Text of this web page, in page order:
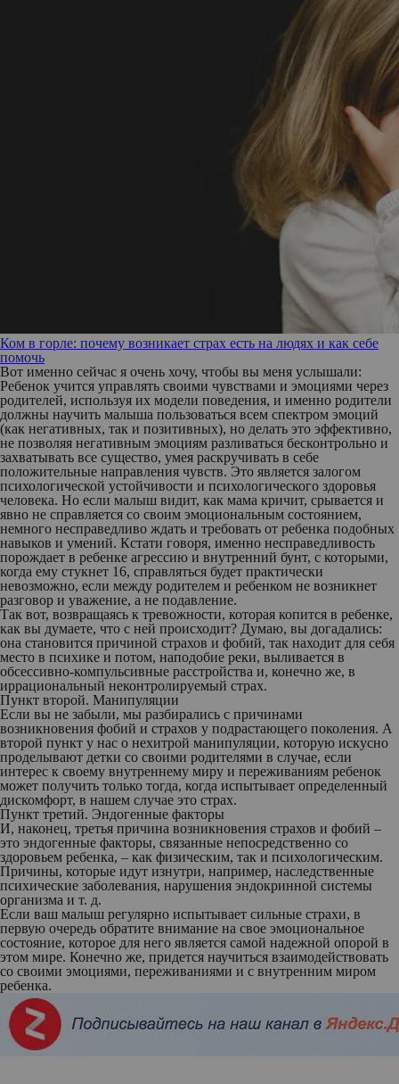
Ком в горле: почему возникает страх есть на людях и как себе
помочь
Вот именно сейчас я очень хочу, чтобы вы меня услышали:
Ребенок учится управлять своими чувствами и эмоциями через
родителей, используя их модели поведения, и именно родители
должны научить малыша пользоваться всем спектром эмоций
(как негативных, так и позитивных), но делать это эффективно,
не позволяя негативным эмоциям разливаться бесконтрольно и
захватывать все существо, умея раскручивать в себе
положительные направления чувств. Это является залогом
психологической устойчивости и психологического здоровья
человека. Но если малыш видит, как мама кричит, срывается и
явно не справляется со своим эмоциональным состоянием,
немного несправедливо ждать и требовать от ребенка подобных
навыков и умений. Кстати говоря, именно несправедливость
порождает в ребенке агрессию и внутренний бунт, с которыми,
когда ему стукнет 16, справляться будет практически
невозможно, если между родителем и ребенком не возникнет
разговор и уважение, а не подавление.
Так вот, возвращаясь к тревожности, которая копится в ребенке,
как вы думаете, что с ней происходит? Думаю, вы догадались:
она становится причиной страхов и фобий, так находит для себя
место в психике и потом, наподобие реки, выливается в
обсессивно-компульсивные расстройства и, конечно же, в
иррациональный неконтролируемый страх.
Пункт второй. Манипуляции
Если вы не забыли, мы разбирались с причинами
возникновения фобий и страхов у подрастающего поколения. А
второй пункт у нас о нехитрой манипуляции, которую искусно
проделывают детки со своими родителями в случае, если
интерес к своему внутреннему миру и переживаниям ребенок
может получить только тогда, когда испытывает определенный
дискомфорт, в нашем случае это страх.
Пункт третий. Эндогенные факторы
И, наконец, третья причина возникновения страхов и фобий –
это эндогенные факторы, связанные непосредственно со
здоровьем ребенка, – как физическим, так и психологическим.
Причины, которые идут изнутри, например, наследственные
психические заболевания, нарушения эндокринной системы
организма и т. д.
Если ваш малыш регулярно испытывает сильные страхи, в
первую очередь обратите внимание на свое эмоциональное
состояние, которое для него является самой надежной опорой в
этом мире. Конечно же, придется научиться взаимодействовать
со своими эмоциями, переживаниями и с внутренним миром
ребенка.